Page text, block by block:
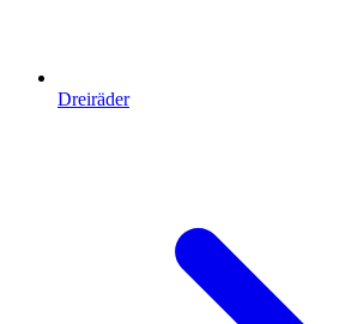
Dreiräder